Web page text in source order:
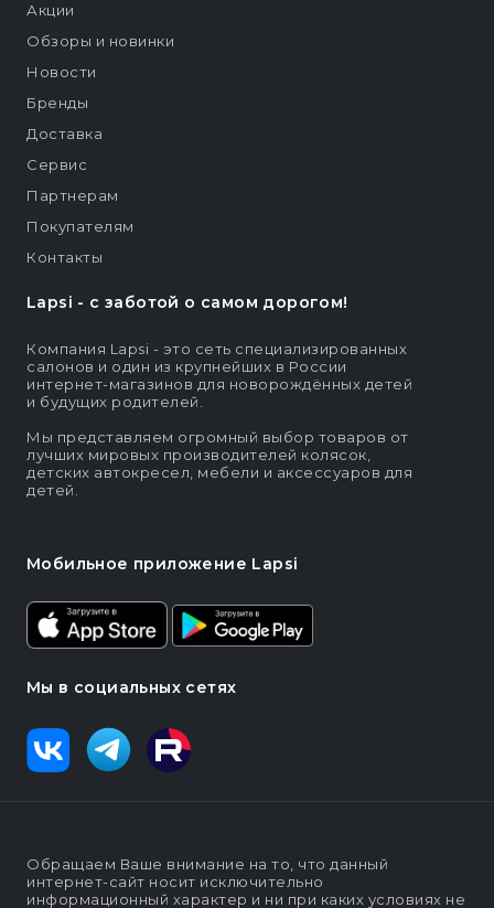
Lapsi - c заботой о самом дорогом!
Компания Lapsi - это сеть специализированных
салонов и один из крупнейших в России
интернет-магазинов для новорождённых детей
и будущих родителей.
Мы представляем огромный выбор товаров от
лучших мировых производителей колясок,
детских автокресел, мебели и аксессуаров для
детей.
Мобильное приложение Lapsi
Мы в социальных сетях
Акции
Обзоры и новинки
Новости
Бренды
Доставка
Сервис
Партнерам
Покупателям
Контакты
Обращаем Ваше внимание на то, что данный
интернет-сайт носит исключительно
информационный характер и ни при каких условиях не